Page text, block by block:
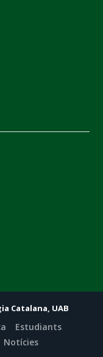
Catalana, UAB
Estudiants
Notícies